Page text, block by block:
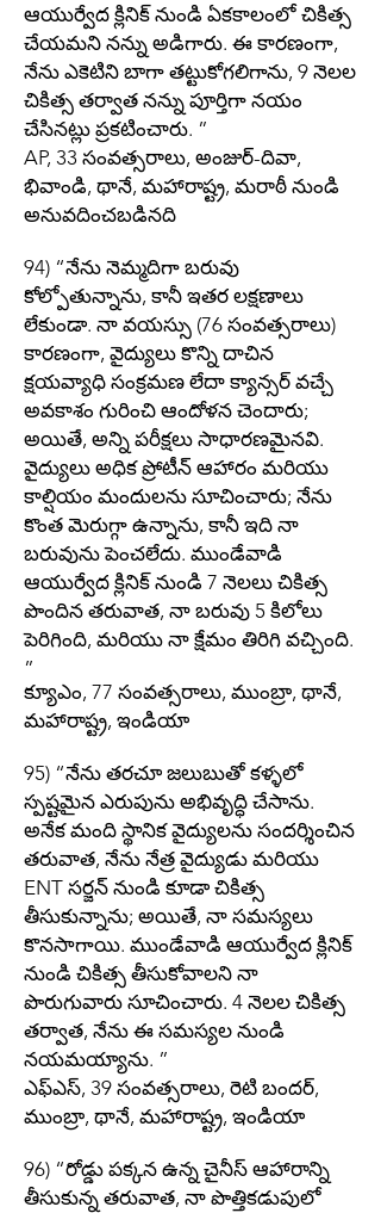
ఆయుర్వేద క్లినిక్ నుండి ఏకకాలంలో చికిత్స
చేయమని నన్ను అడిగారు. ఈ కారణంగా,
నేను ఎకెటిని బాగా తట్టుకోగలిగాను, 9 నెలల
చికిత్స తర్వాత నన్ను పూర్తిగా నయం
చేసినట్లు ప్రకటించారు. ”
AP, 33 సంవత్సరాలు, అంజుర్-దివా,
భివాండి, థానే, మహారాష్ట్ర, మరాఠీ నుండి
అనువదించబడినది
94) “నేను నెమ్మదిగా బరువు
కోల్పోతున్నాను, కానీ ఇతర లక్షణాలు
లేకుండా. నా వయస్సు (76 సంవత్సరాలు)
కారణంగా, వైద్యులు కొన్ని దాచిన
క్షయవ్యాధి సంక్రమణ లేదా క్యాన్సర్ వచ్చే
అవకాశం గురించి ఆందోళన చెందారు;
అయితే, అన్ని పరీక్షలు సాధారణమైనవి.
వైద్యులు అధిక ప్రోటీన్ ఆహారం మరియు
కాల్షియం మందులను సూచించారు; నేను
కొంత మెరుగ్గా ఉన్నాను, కానీ ఇది నా
బరువును పెంచలేదు. ముండేవాడి
ఆయుర్వేద క్లినిక్ నుండి 7 నెలలు చికిత్స
పొందిన తరువాత, నా బరువు 5 కిలోలు
పెరిగింది, మరియు నా క్షేమం తిరిగి వచ్చింది.
”
క్యూఎం, 77 సంవత్సరాలు, ముంబ్రా, థానే,
మహారాష్ట్ర, ఇండియా
95) “నేను తరచూ జలుబుతో కళ్ళలో
స్పష్టమైన ఎరుపును అభివృద్ధి చేసాను.
అనేక మంది స్థానిక వైద్యులను సందర్శించిన
తరువాత, నేను నేత్ర వైద్యుడు మరియు
ENT సర్జన్ నుండి కూడా చికిత్స
తీసుకున్నాను; అయితే, నా సమస్యలు
కొనసాగాయి. ముండేవాడి ఆయుర్వేద క్లినిక్
నుండి చికిత్స తీసుకోవాలని నా
పొరుగువారు సూచించారు. 4 నెలల చికిత్స
తర్వాత, నేను ఈ సమస్యల నుండి
నయమయ్యాను. ”
ఎఫ్‌ఎస్, 39 సంవత్సరాలు, రెటి బందర్,
ముంబ్రా, థానే, మహారాష్ట్ర, ఇండియా
96) “రోడ్డు పక్కన ఉన్న చైనీస్ ఆహారాన్ని
తీసుకున్న తరువాత, నా పొత్తికడుపులో